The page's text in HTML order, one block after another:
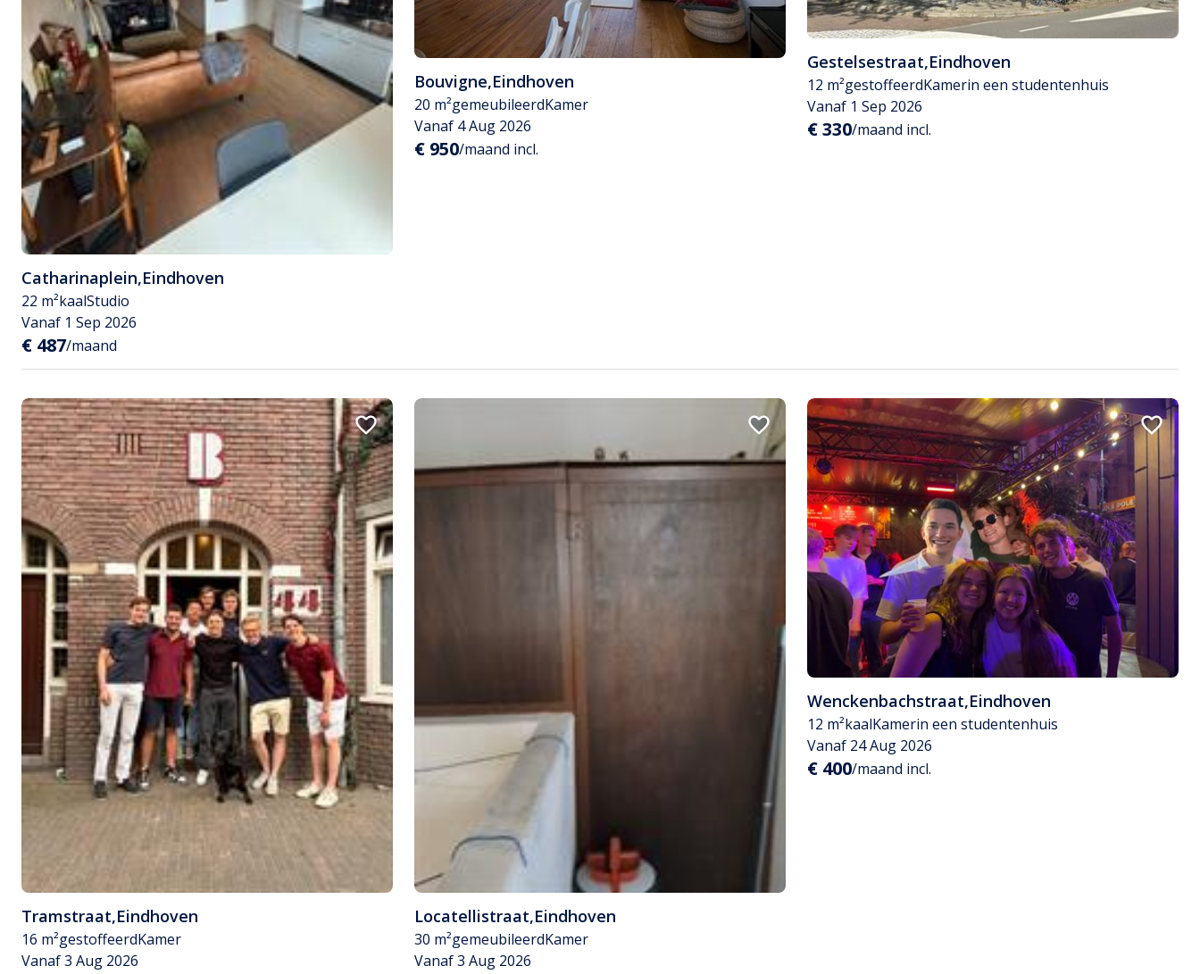
Catharinaplein,Eindhoven
22 m²kaalStudio
Vanaf 1 Sep 2026
€ 487/maand
Bouvigne,Eindhoven
20 m²gemeubileerdKamer
Vanaf 4 Aug 2026
€ 950/maand incl.
Gestelsestraat,Eindhoven
12 m²gestoffeerdKamerin een studentenhuis
Vanaf 1 Sep 2026
€ 330/maand incl.
Tramstraat,Eindhoven
16 m²gestoffeerdKamer
Vanaf 3 Aug 2026
Locatellistraat,Eindhoven
30 m²gemeubileerdKamer
Vanaf 3 Aug 2026
Wenckenbachstraat,Eindhoven
12 m²kaalKamerin een studentenhuis
Vanaf 24 Aug 2026
€ 400/maand incl.